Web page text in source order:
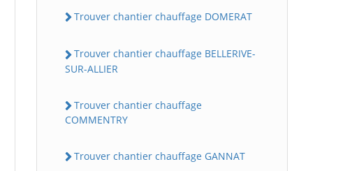
Trouver chantier chauffage DOMERAT
Trouver chantier chauffage BELLERIVE-
SUR-ALLIER
Trouver chantier chauffage
COMMENTRY
Trouver chantier chauffage GANNAT